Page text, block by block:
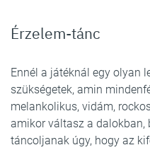
Érzelem-tánc
Ennél a játéknál egy olyan
szükségetek, amin
melankolikus, vidám,
amikor váltasz a dalokban,
táncoljanak úgy, hogy az